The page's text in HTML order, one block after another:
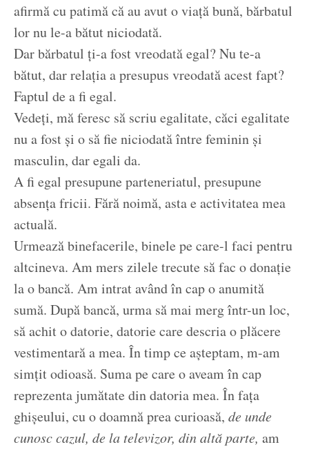
afirmă cu patimă că au avut o viață bună, bărbatul
lor nu le-a bătut niciodată.
Dar bărbatul ți-a fost vreodată egal? Nu te-a
bătut, dar relația a presupus vreodată acest fapt?
Faptul de a fi egal.
Vedeți, mă feresc să scriu egalitate, căci egalitate
nu a fost și o să fie niciodată între feminin și
masculin, dar egali da.
A fi egal presupune parteneriatul, presupune
absența fricii. Fără noimă, asta e activitatea mea
actuală.
Urmează binefacerile, binele pe care-l faci pentru
altcineva. Am mers zilele trecute să fac o donație
la o bancă. Am intrat având în cap o anumită
sumă. După bancă, urma să mai merg într-un loc,
să achit o datorie, datorie care descria o plăcere
vestimentară a mea. În timp ce așteptam, m-am
simțit odioasă. Suma pe care o aveam în cap
reprezenta jumătate din datoria mea. În fața
ghișeului, cu o doamnă prea curioasă, de unde
cunosc cazul, de la televizor, din altă parte, am